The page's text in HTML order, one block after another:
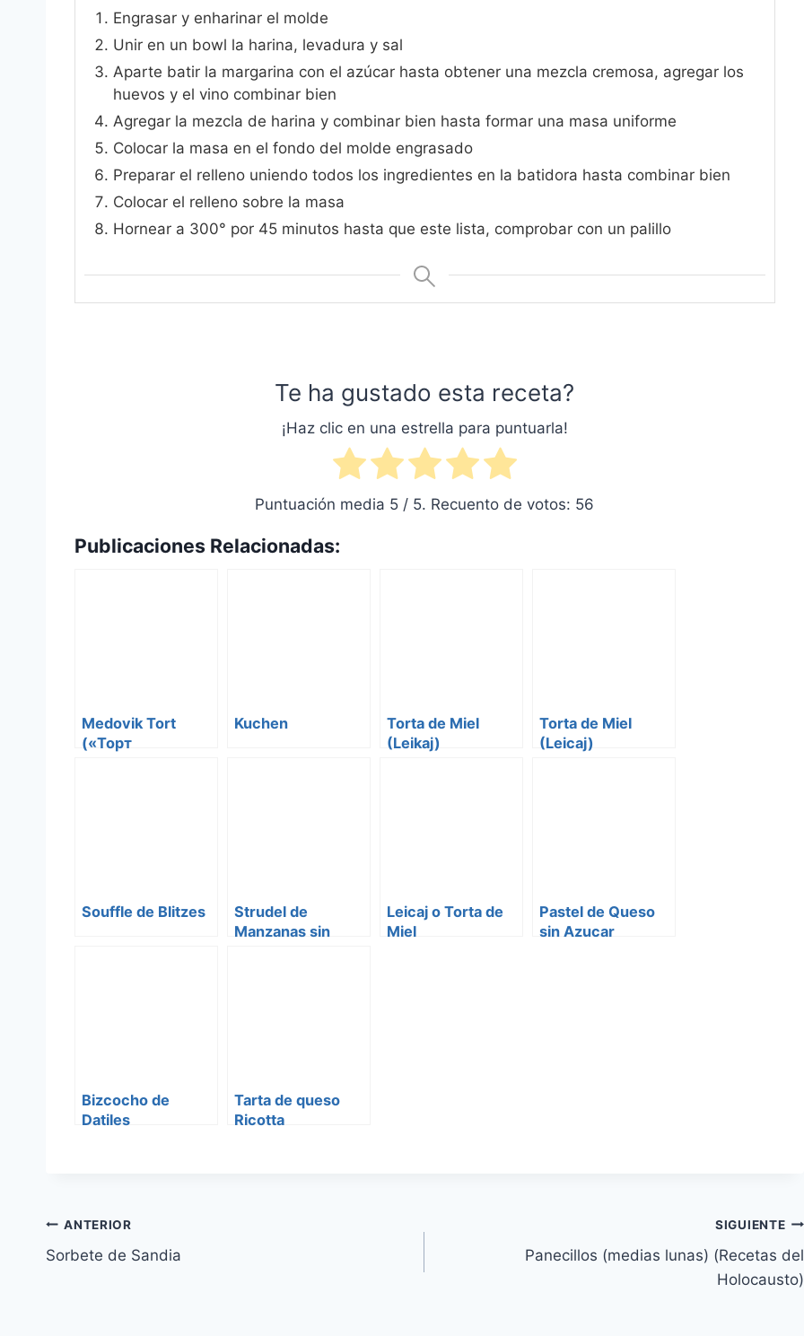
Engrasar y enharinar el molde
Unir en un bowl la harina, levadura y sal
Aparte batir la margarina con el azúcar hasta obtener una mezcla cremosa, agregar los
huevos y el vino combinar bien
Agregar la mezcla de harina y combinar bien hasta formar una masa uniforme
Colocar la masa en el fondo del molde engrasado
Preparar el relleno uniendo todos los ingredientes en la batidora hasta combinar bien
Colocar el relleno sobre la masa
Hornear a 300° por 45 minutos hasta que este lista, comprobar con un palillo
Te ha gustado esta receta?
¡Haz clic en una estrella para puntuarla!
Puntuación media 5 / 5. Recuento de votos: 56
Publicaciones Relacionadas:
Medovik Tort
(«Торт
Kuchen
Torta de Miel
(Leikaj)
Torta de Miel
(Leicaj)
Souffle de Blitzes
Strudel de
Manzanas sin
Leicaj o Torta de
Miel
Pastel de Queso
sin Azucar
Bizcocho de
Datiles
Tarta de queso
Ricotta
Navegación
de
ANTERIOR
Sorbete de Sandia
SIGUIENTE
Panecillos (medias lunas) (Recetas del
Holocausto)